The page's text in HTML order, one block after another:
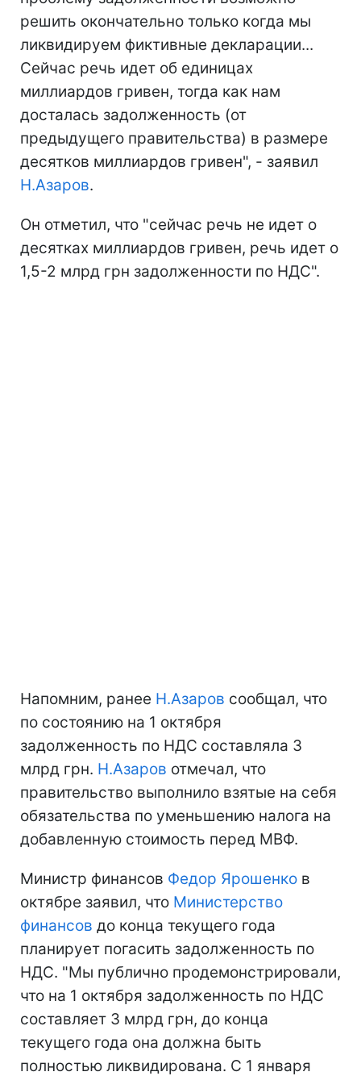
решить окончательно только когда мы
ликвидируем фиктивные декларации...
Сейчас речь идет об единицах
миллиардов гривен, тогда как нам
досталась задолженность (от
предыдущего правительства) в размере
десятков миллиардов гривен", - заявил
Н.Азаров.
Он отметил, что "сейчас речь не идет о
десятках миллиардов гривен, речь идет о
1,5-2 млрд грн задолженности по НДС".
Напомним, ранее Н.Азаров сообщал, что
по состоянию на 1 октября
задолженность по НДС составляла 3
млрд грн. Н.Азаров отмечал, что
правительство выполнило взятые на себя
обязательства по уменьшению налога на
добавленную стоимость перед МВФ.
Министр финансов Федор Ярошенко в
октябре заявил, что Министерство
финансов до конца текущего года
планирует погасить задолженность по
НДС. "Мы публично продемонстрировали,
что на 1 октября задолженность по НДС
составляет 3 млрд грн, до конца
текущего года она должна быть
полностью ликвидирована. С 1 января